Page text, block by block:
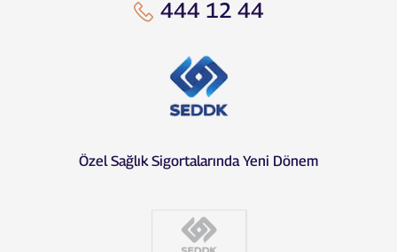
444 12 44
Özel Sağlık Sigortalarında Yeni Dönem